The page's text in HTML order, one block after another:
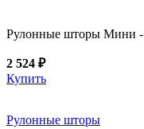
Рулонные шторы Мини -
2 524 ₽
Купить
Рулонные шторы